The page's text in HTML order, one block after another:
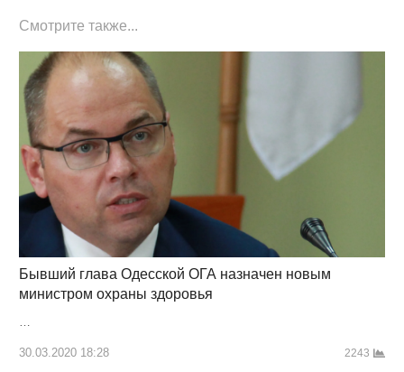
Смотрите также...
Бывший глава Одесской ОГА назначен новым
министром охраны здоровья
…
30.03.2020 18:28 2243